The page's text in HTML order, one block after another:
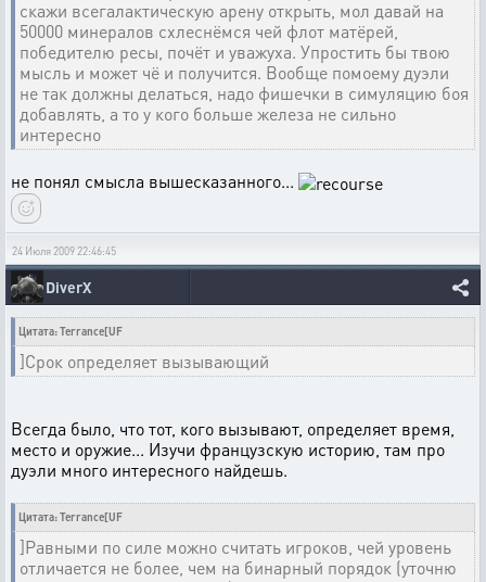
скажи всегалактическую арену открыть, мол давай на
50000 минералов схлеснёмся чей флот матёрей,
победителю ресы, почёт и уважуха. Упростить бы твою
мысль и может чё и получится. Вообще помоему дуэли
не так должны делаться, надо фишечки в симуляцию боя
добавлять, а то у кого больше железа не сильно
интересно
не понял смысла вышесказанного...
24 Июля 2009 22:46:45
DiverX
Цитата: Terrance[UF
]Срок определяет вызывающий
Всегда было, что тот, кого вызывают, определяет время,
место и оружие... Изучи французскую историю, там про
дуэли много интересного найдешь.
Цитата: Terrance[UF
]Равными по силе можно считать игроков, чей уровень
отличается не более, чем на бинарный порядок (уточню